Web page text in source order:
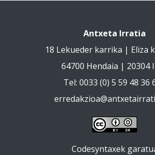
Antxeta Irratia
18 Lekueder karrika | Eliza
64700 Hendaia | 20304
Tel: 0033 (0) 5 59 48 36
Codesyntaxek